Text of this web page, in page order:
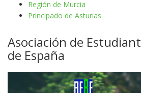
Región de Murcia
Principado de Asturias
Asociación de
de España